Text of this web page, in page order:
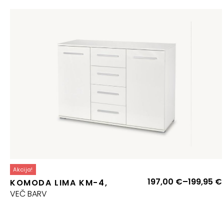
Akcija!
KOMODA LIMA KM-4,
VEČ BARV
197,00 €–199,95 €